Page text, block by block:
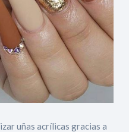
uñas acrílicas gracias a